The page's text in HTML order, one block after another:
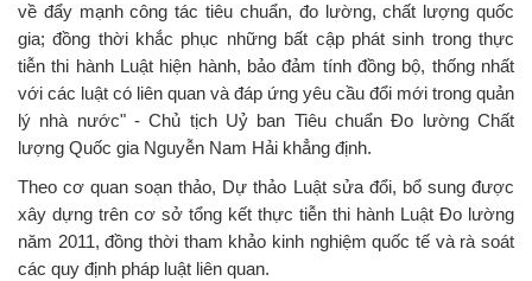
về đẩy mạnh công tác tiêu chuẩn, đo lường, chất lượng quốc
gia; đồng thời khắc phục những bất cập phát sinh trong thực
tiễn thi hành Luật hiện hành, bảo đảm tính đồng bộ, thống nhất
với các luật có liên quan và đáp ứng yêu cầu đổi mới trong quản
lý nhà nước" - Chủ tịch Uỷ ban Tiêu chuẩn Đo lường Chất
lượng Quốc gia Nguyễn Nam Hải khẳng định.
Theo cơ quan soạn thảo, Dự thảo Luật sửa đổi, bổ sung được
xây dựng trên cơ sở tổng kết thực tiễn thi hành Luật Đo lường
năm 2011, đồng thời tham khảo kinh nghiệm quốc tế và rà soát
các quy định pháp luật liên quan.